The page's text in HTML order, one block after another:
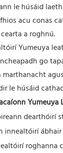
le húsáid
acu conas
a roghnú.
Yumeuya
go
le húsáid
Yumeuya
dearthóirí
innealtóirí
roghanna